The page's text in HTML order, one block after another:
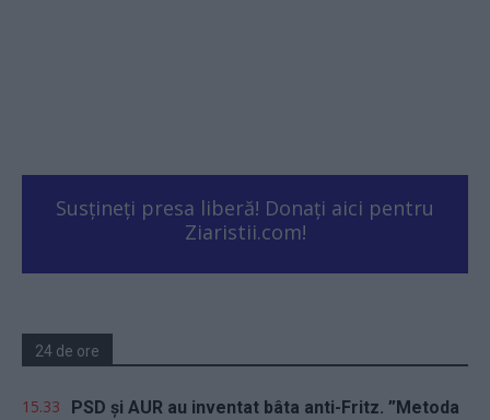
Susțineți presa liberă! Donați aici pentru
Ziaristii.com!
24 de ore
15.33
PSD și AUR au inventat bâta anti-Fritz. ”Metoda